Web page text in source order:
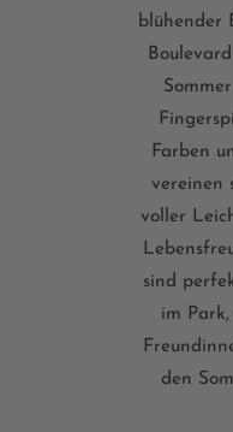
blühender
Farben
vereinen
voller
sind
im
den